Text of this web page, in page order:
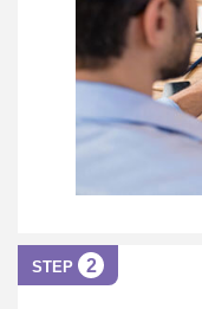
STEP 2